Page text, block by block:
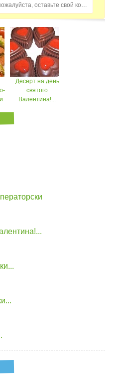
Домохозяйка, пожалуйста, оставьте свой комментарий...
Десерт на день
святого
Валентина!...